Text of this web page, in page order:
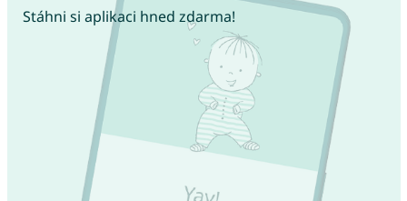
Stáhni si aplikaci hned zdarma!